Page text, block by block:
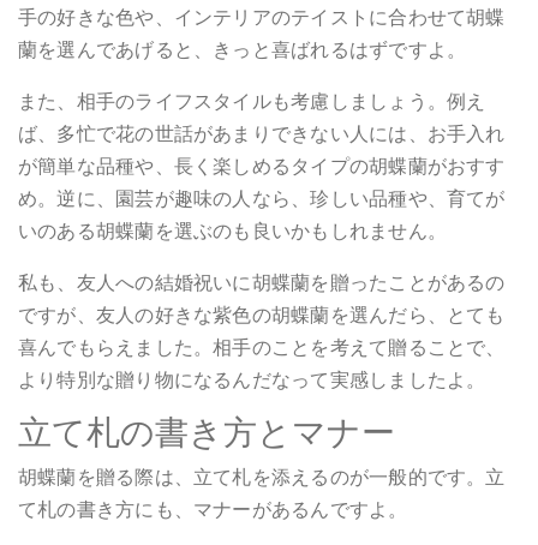
手の好きな色や、インテリアのテイストに合わせて胡蝶
蘭を選んであげると、きっと喜ばれるはずですよ。
また、相手のライフスタイルも考慮しましょう。例え
ば、多忙で花の世話があまりできない人には、お手入れ
が簡単な品種や、長く楽しめるタイプの胡蝶蘭がおすす
め。逆に、園芸が趣味の人なら、珍しい品種や、育てが
いのある胡蝶蘭を選ぶのも良いかもしれません。
私も、友人への結婚祝いに胡蝶蘭を贈ったことがあるの
ですが、友人の好きな紫色の胡蝶蘭を選んだら、とても
喜んでもらえました。相手のことを考えて贈ることで、
より特別な贈り物になるんだなって実感しましたよ。
立て札の書き方とマナー
胡蝶蘭を贈る際は、立て札を添えるのが一般的です。立
て札の書き方にも、マナーがあるんですよ。